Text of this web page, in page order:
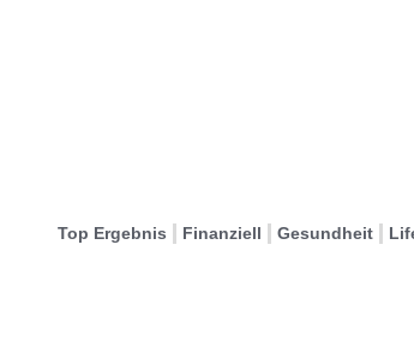
Top Ergebnis Finanziell Gesundheit